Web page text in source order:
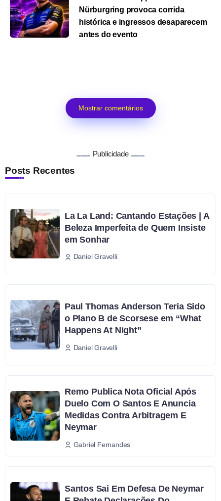
Nürburgring provoca corrida
histórica e ingressos desaparecem
antes do evento
Mostrar comentários
Publicidade
Posts Recentes
La La Land: Cantando Estações | A
Beleza Imperfeita de Quem Insiste
em Sonhar
Daniel Gravelli
Paul Thomas Anderson Teria Sido
o Plano B de Scorsese em “What
Happens At Night”
Daniel Gravelli
Remo Publica Nota Oficial Após
Duelo Com O Santos E Anuncia
Medidas Contra Arbitragem E
Neymar
Gabriel Fernandes
Santos Sai Em Defesa De Neymar